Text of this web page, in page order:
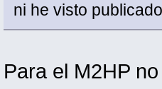
ni he visto
Para el M2HP